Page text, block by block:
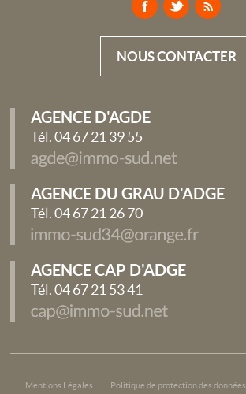
NOUS CONTACTER
AGENCE D'AGDE
Tél. 04 67 21 39 55
AGENCE DU GRAU D'ADGE
Tél. 04 67 21 26 70
AGENCE CAP D'ADGE
Tél. 04 67 21 53 41
Mentions Légales Politique de protection des données